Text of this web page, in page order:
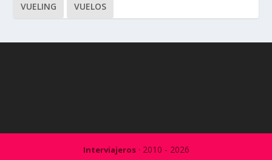
VUELING VUELOS
Interviajeros· 2010 - 2026